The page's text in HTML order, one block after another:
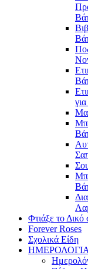
Φτιάξε το
Forever Roses
Σχολικά Είδη
ΗΜΕΡΟΛΟΓΙΑ